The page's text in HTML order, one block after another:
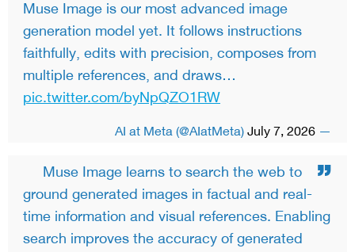
Muse Image is our most advanced image
generation model yet. It follows instructions
faithfully, edits with precision, composes from
multiple references, and draws…
pic.twitter.com/byNpQZO1RW
— AI at Meta (@AIatMeta)
July 7, 2026
Muse Image learns to search the web to
ground generated images in factual and real-
time information and visual references. Enabling
search improves the accuracy of generated